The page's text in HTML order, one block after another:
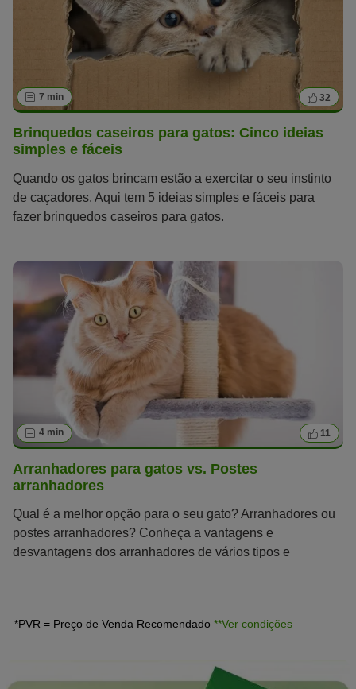
7 min 32
Brinquedos caseiros para gatos: Cinco ideias
simples e fáceis
Quando os gatos brincam estão a exercitar o seu instinto
de caçadores. Aqui tem 5 ideias simples e fáceis para
fazer brinquedos caseiros para gatos.
4 min 11
Arranhadores para gatos vs. Postes
arranhadores
Qual é a melhor opção para o seu gato? Arranhadores ou
postes arranhadores? Conheça a vantagens e
desvantagens dos arranhadores de vários tipos e
*PVR = Preço de Venda Recomendado **Ver condições